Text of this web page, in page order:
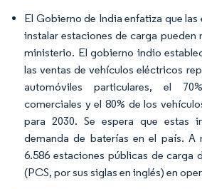
El Gobierno de India enfatiza que las
instalar estaciones de carga pueden
ministerio. El gobierno indio
las ventas de vehículos eléctricos
automóviles particulares, el
comerciales y el 80% de los
para 2030. Se espera que estas
demanda de baterías en el país. A
6.586 estaciones públicas de carga
(PCS, por sus siglas en inglés) en